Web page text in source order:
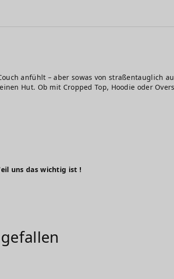
anfühlt – aber sowas von straßentauglich
Hut. Ob mit Cropped Top, Hoodie oder
uns das wichtig ist !